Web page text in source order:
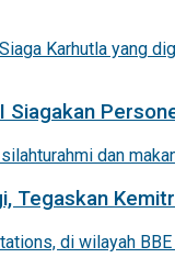
Siagakan
Tegaskan